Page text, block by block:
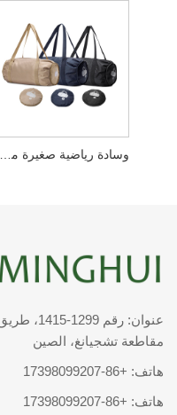
وسادة رياضية صغيرة مريحة
عنوان:
مقاطعة تشجيانغ، الصين
هاتف: +86-17398099207
هاتف: +86-17398099207